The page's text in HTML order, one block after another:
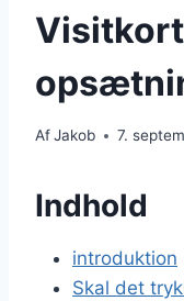
AfJakob 7.
Indhold
introduktion
Skal det